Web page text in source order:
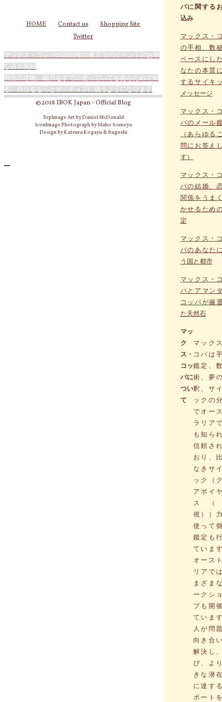
パに関する
込み
マックス・
の手相、数
ベースにし
なたの本質
するサイキ
メッセージ
マックス・
パのメール
（あらゆる
問にお答え
す）
マックス・
パの結婚、
関係をうま
かせるため
定
マックス・
パのあなた
う国と都市
マックス・
パとアマン
コッパが厳
た天然石
マッ
ク
ス・
コッ
パに
つい
て
マック
コパは
鑑定、
術、夢
釈、サ
ックの
でオー
ラリア
も知ら
信頼さ
おり、
なきサ
ック（
アボイ
ス（
視））
使って
鑑定も
ていま
オース
リアで
まざま
ークシ
プも開
ていま
人が問
向き合
解決し
び、よ
きな潜
に達す
ポート
HOME Contact us
Shopping Site
Twitter
マックス・コッパの2020年の東京でのイベントのお申
し込み開始
自分の才能、能力をすでに使っていてもあらためて知
る、自分をもっとポジティブに使うようになります
©2018 IBOK Japan - Official Blog
TopImage Art by Daniel McDonald
IconImage Photograph by Maho Someya
Design by Katsura Kogayu & Rugeshi